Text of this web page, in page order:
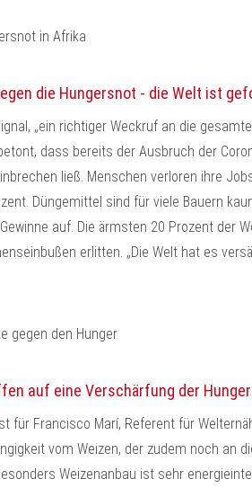
die Hungersnot - die Welt ist
„ein richtiger Weckruf an die
dass bereits der Ausbruch der
ließ. Menschen verloren ihre
Düngemittel sind für viele Bauern
auf. Die ärmsten 20 Prozent der
erlitten. „Die Welt hat es
auf eine Verschärfung der
für Francisco Marí, Referent für
vom Weizen, der zudem noch an
Weizenanbau ist sehr